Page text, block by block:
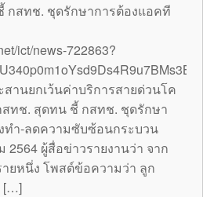
กสทช. ชุดรักษาการต้องแอคที
ict/news-722863?
สานยกเว้นค่าบริการสายด่วนโค
ทช. สุดทน ชี้ กสทช. ชุดรักษา
ทำ-ลดความซับซ้อนกระบวน
ผู้สื่อข่าวรายงานว่า จาก
ยหนึ่ง โพสต์ข้อความว่า ลูก
[…]